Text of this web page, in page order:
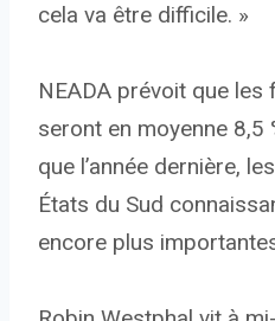
cela va être difficile. »
NEADA prévoit que les
seront en moyenne 8,5
que l’année dernière,
États du Sud
encore plus